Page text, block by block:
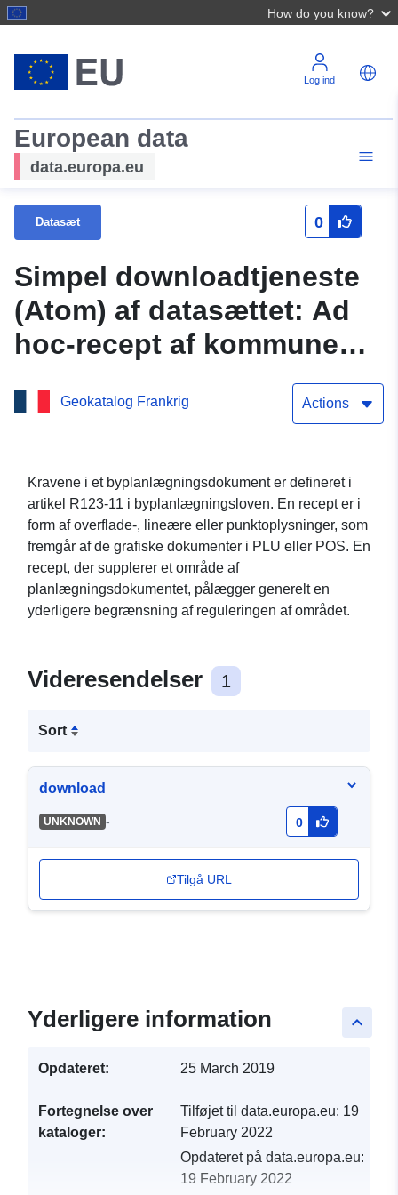
How do you know?
Log ind
European data
data.europa.eu
Datasæt 0
Simpel downloadtjeneste
(Atom) af datasættet: Ad
hoc-recept af kommunen
Franleu kommunes PLU
Geokatalog Frankrig Actions
Kravene i et byplanlægningsdokument er defineret i
artikel R123-11 i byplanlægningsloven. En recept er i
form af overflade-, lineære eller punktoplysninger, som
fremgår af de grafiske dokumenter i PLU eller POS. En
recept, der supplerer et område af
planlægningsdokumentet, pålægger generelt en
yderligere begrænsning af reguleringen af området.
Videresendelser 1
Sort
download
UNKNOWN - 0
Tilgå URL
keyboard_arrow_up
Yderligere information
Opdateret: 25 March 2019
Fortegnelse over
kataloger:
Tilføjet til data.europa.eu: 19
February 2022
Opdateret på data.europa.eu:
19 February 2022